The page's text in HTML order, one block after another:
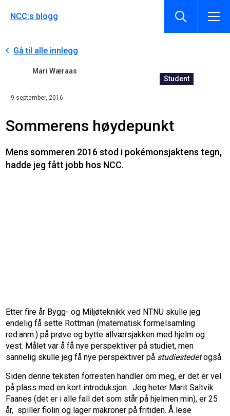
NCC:s blogg
Gå til alle innlegg
Mari Wæraas
Student
9 september, 2016
Sommerens høydepunkt
Mens sommeren 2016 stod i pokémonsjaktens tegn,
hadde jeg fått jobb hos NCC.
Etter fire år Bygg- og Miljøteknikk ved NTNU skulle jeg
endelig få sette Rottman (matematisk formelsamling
red.anm.) på prøve og bytte allværsjakken med hjelm og
vest. Målet var å få nye perspektiver på studiet, men
sannelig skulle jeg få nye perspektiver på studiestedetogså.
Siden denne teksten forresten handler om meg, er det er vel
på plass med en kort introduksjon. Jeg heter Marit Saltvik
Faanes (det er i alle fall det som står på hjelmen min), er 25
år, spiller fiolin og lager makroner på fritiden. Å lese